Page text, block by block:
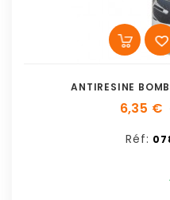
ANTIRESINE
6,35 €
Réf: